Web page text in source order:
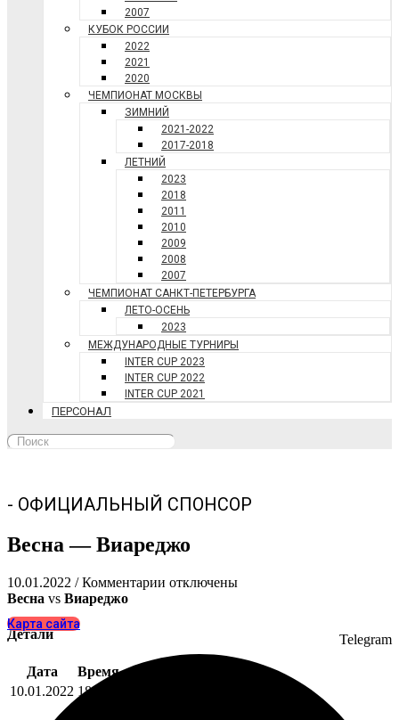
2007
КУБОК РОССИИ
2022
2021
2020
ЧЕМПИОНАТ МОСКВЫ
ЗИМНИЙ
2021-2022
2017-2018
ЛЕТНИЙ
2023
2018
2011
2010
2009
2008
2007
ЧЕМПИОНАТ САНКТ-ПЕТЕРБУРГА
ЛЕТО-ОСЕНЬ
2023
МЕЖДУНАРОДНЫЕ ТУРНИРЫ
INTER CUP 2023
INTER CUP 2022
INTER CUP 2021
ПЕРСОНАЛ
- ОФИЦИАЛЬНЫЙ СПОНСОР
Весна — Виареджо
10.01.2022 / Комментарии котключены
Весна vs Виареджо
Детали
Дата
Время
10.01.2022 18:02
Карта сайта
Telegram